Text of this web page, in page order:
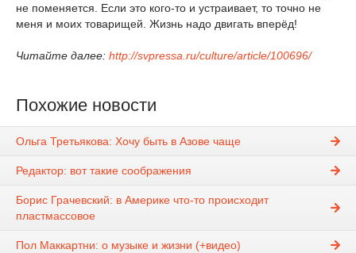
не поменяется. Если это кого-то и устраивает, то точно не
меня и моих товарищей. Жизнь надо двигать вперёд!
Читайте далее: http://svpressa.ru/culture/article/100696/
Похожие новости
Ольга Третьякова: Хочу быть в Азове чаще
Редактор: вот такие соображения
Борис Грачевский: в Америке что-то происходит
пластмассовое
Пол Маккартни: о музыке и жизни (+видео)